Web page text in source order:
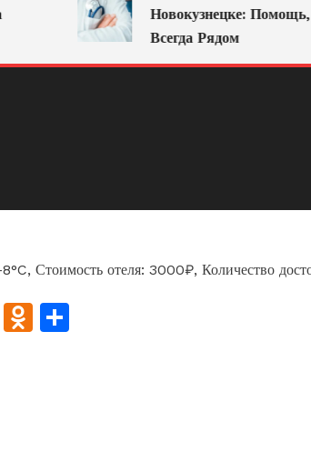
Новокузнецке: Помощь,
Всегда Рядом
Стоимость отеля: 3000₽, Количество
VK Odnoklassniki